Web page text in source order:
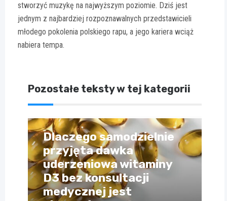
stworzyć muzykę na najwyższym poziomie. Dziś jest
jednym z najbardziej rozpoznawalnych przedstawicieli
młodego pokolenia polskiego rapu, a jego kariera wciąż
nabiera tempa.
Pozostałe teksty w tej kategorii
Dlaczego samodzielnie
przyjęta dawka
uderzeniowa witaminy
D3 bez konsultacji
medycznej jest